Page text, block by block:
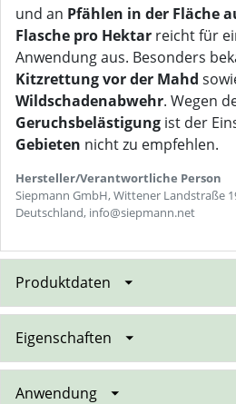
und an Pfählen in der Fläche
Flasche pro Hektar reicht für
Anwendung aus. Besonders
Kitzrettung vor der Mahd
Wildschadenabwehr. Wegen
Geruchsbelästigung ist der
Gebieten nicht zu empfehlen.
Hersteller/Verantwortliche Person
Siepmann GmbH, Wittener Landstraße
Deutschland, info@siepmann.net
Produktdaten
Eigenschaften
Anwendung